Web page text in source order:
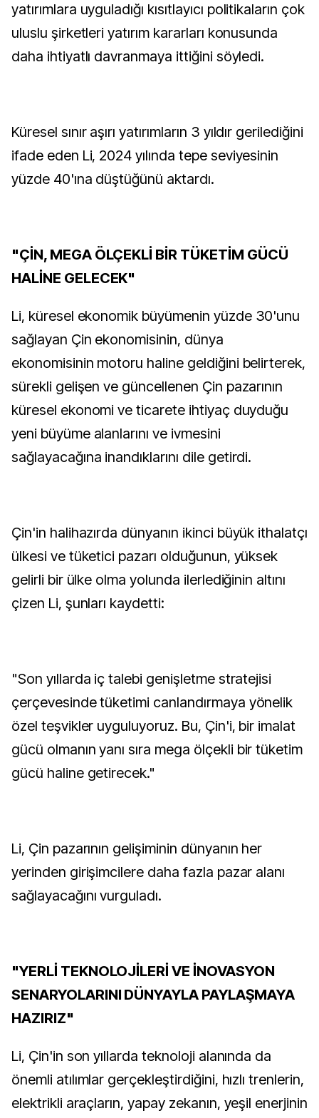
yatırımlara uyguladığı kısıtlayıcı politikaların çok
uluslu şirketleri yatırım kararları konusunda
daha ihtiyatlı davranmaya ittiğini söyledi.
Küresel sınır aşırı yatırımların 3 yıldır gerilediğini
ifade eden Li, 2024 yılında tepe seviyesinin
yüzde 40'ına düştüğünü aktardı.
"ÇİN, MEGA ÖLÇEKLİ BİR TÜKETİM GÜCÜ
HALİNE GELECEK"
Li, küresel ekonomik büyümenin yüzde 30'unu
sağlayan Çin ekonomisinin, dünya
ekonomisinin motoru haline geldiğini belirterek,
sürekli gelişen ve güncellenen Çin pazarının
küresel ekonomi ve ticarete ihtiyaç duyduğu
yeni büyüme alanlarını ve ivmesini
sağlayacağına inandıklarını dile getirdi.
Çin'in halihazırda dünyanın ikinci büyük ithalatçı
ülkesi ve tüketici pazarı olduğunun, yüksek
gelirli bir ülke olma yolunda ilerlediğinin altını
çizen Li, şunları kaydetti:
"Son yıllarda iç talebi genişletme stratejisi
çerçevesinde tüketimi canlandırmaya yönelik
özel teşvikler uyguluyoruz. Bu, Çin'i, bir imalat
gücü olmanın yanı sıra mega ölçekli bir tüketim
gücü haline getirecek."
Li, Çin pazarının gelişiminin dünyanın her
yerinden girişimcilere daha fazla pazar alanı
sağlayacağını vurguladı.
"YERLİ TEKNOLOJİLERİ VE İNOVASYON
SENARYOLARINI DÜNYAYLA PAYLAŞMAYA
HAZIRIZ"
Li, Çin'in son yıllarda teknoloji alanında da
önemli atılımlar gerçekleştirdiğini, hızlı trenlerin,
elektrikli araçların, yapay zekanın, yeşil enerjinin